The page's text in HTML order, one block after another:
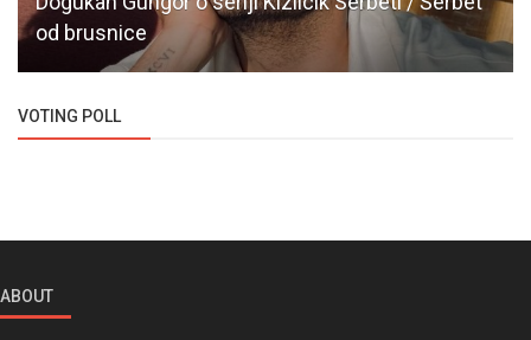
od brusnice
VOTING POLL
ABOUT